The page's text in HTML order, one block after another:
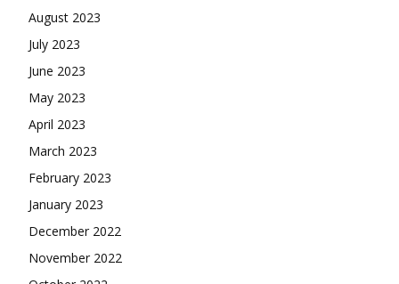
August 2023
July 2023
June 2023
May 2023
April 2023
March 2023
February 2023
January 2023
December 2022
November 2022